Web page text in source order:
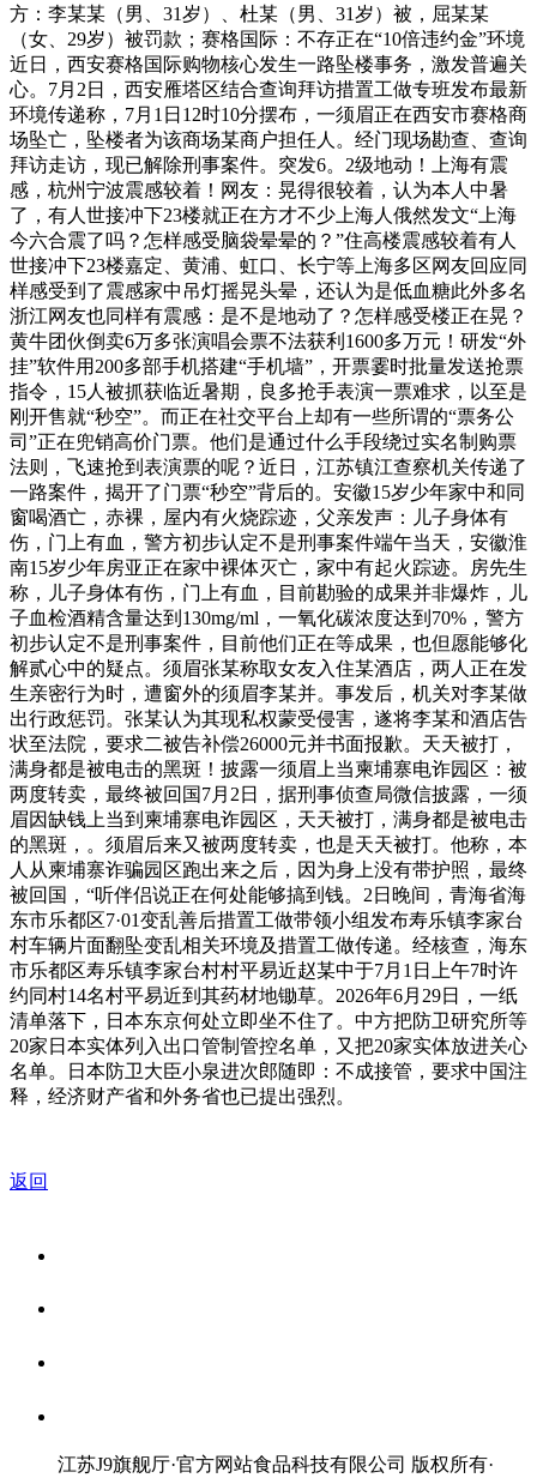
方：李某某（男、31岁）、杜某（男、31岁）被，屈某某
（女、29岁）被罚款；赛格国际：不存正在“10倍违约金”环境
近日，西安赛格国际购物核心发生一路坠楼事务，激发普遍关
心。7月2日，西安雁塔区结合查询拜访措置工做专班发布最新
环境传递称，7月1日12时10分摆布，一须眉正在西安市赛格商
场坠亡，坠楼者为该商场某商户担任人。经门现场勘查、查询
拜访走访，现已解除刑事案件。突发6。2级地动！上海有震
感，杭州宁波震感较着！网友：晃得很较着，认为本人中暑
了，有人世接冲下23楼就正在方才不少上海人俄然发文“上海
今六合震了吗？怎样感受脑袋晕晕的？”住高楼震感较着有人
世接冲下23楼嘉定、黄浦、虹口、长宁等上海多区网友回应同
样感受到了震感家中吊灯摇晃头晕，还认为是低血糖此外多名
浙江网友也同样有震感：是不是地动了？怎样感受楼正在晃？
黄牛团伙倒卖6万多张演唱会票不法获利1600多万元！研发“外
挂”软件用200多部手机搭建“手机墙”，开票霎时批量发送抢票
指令，15人被抓获临近暑期，良多抢手表演一票难求，以至是
刚开售就“秒空”。而正在社交平台上却有一些所谓的“票务公
司”正在兜销高价门票。他们是通过什么手段绕过实名制购票
法则，飞速抢到表演票的呢？近日，江苏镇江查察机关传递了
一路案件，揭开了门票“秒空”背后的。安徽15岁少年家中和同
窗喝酒亡，赤裸，屋内有火烧踪迹，父亲发声：儿子身体有
伤，门上有血，警方初步认定不是刑事案件端午当天，安徽淮
南15岁少年房亚正在家中裸体灭亡，家中有起火踪迹。房先生
称，儿子身体有伤，门上有血，目前勘验的成果并非爆炸，儿
子血检酒精含量达到130mg/ml，一氧化碳浓度达到70%，警方
初步认定不是刑事案件，目前他们正在等成果，也但愿能够化
解贰心中的疑点。须眉张某称取女友入住某酒店，两人正在发
生亲密行为时，遭窗外的须眉李某并。事发后，机关对李某做
出行政惩罚。张某认为其现私权蒙受侵害，遂将李某和酒店告
状至法院，要求二被告补偿26000元并书面报歉。天天被打，
满身都是被电击的黑斑！披露一须眉上当柬埔寨电诈园区：被
两度转卖，最终被回国7月2日，据刑事侦查局微信披露，一须
眉因缺钱上当到柬埔寨电诈园区，天天被打，满身都是被电击
的黑斑，。须眉后来又被两度转卖，也是天天被打。他称，本
人从柬埔寨诈骗园区跑出来之后，因为身上没有带护照，最终
被回国，“听伴侣说正在何处能够搞到钱。2日晚间，青海省海
东市乐都区7·01变乱善后措置工做带领小组发布寿乐镇李家台
村车辆片面翻坠变乱相关环境及措置工做传递。经核查，海东
市乐都区寿乐镇李家台村村平易近赵某中于7月1日上午7时许
约同村14名村平易近到其药材地锄草。2026年6月29日，一纸
清单落下，日本东京何处立即坐不住了。中方把防卫研究所等
20家日本实体列入出口管制管控名单，又把20家实体放进关心
名单。日本防卫大臣小泉进次郎随即：不成接管，要求中国注
释，经济财产省和外务省也已提出强烈。
返回
江苏J9旗舰厅·官方网站食品科技有限公司 版权所有·